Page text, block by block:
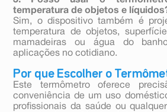
temperatura de objetos e
Sim, o dispositivo também é
temperatura de objetos,
mamadeiras ou água do
aplicações no cotidiano.
Por que Escolher o
Este termômetro oferece
conveniência de um uso
profissionais da saúde ou